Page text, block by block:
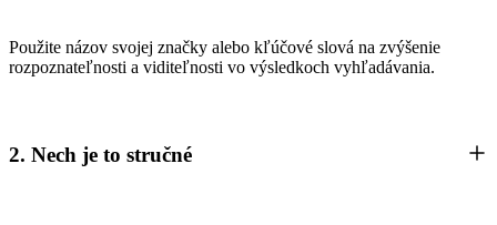
Použite názov svojej značky alebo kľúčové slová na zvýšenie
rozpoznateľnosti a viditeľnosti vo výsledkoch vyhľadávania.
2. Nech je to stručné